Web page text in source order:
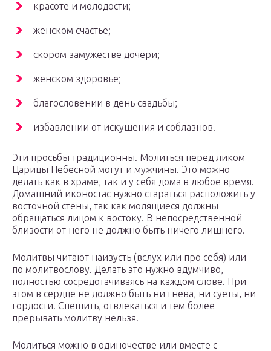
красоте и молодости;
женском счастье;
скором замужестве дочери;
женском здоровье;
благословении в день свадьбы;
избавлении от искушения и соблазнов.
Эти просьбы традиционны. Молиться перед ликом
Царицы Небесной могут и мужчины. Это можно
делать как в храме, так и у себя дома в любое время.
Домашний иконостас нужно стараться расположить у
восточной стены, так как молящиеся должны
обращаться лицом к востоку. В непосредственной
близости от него не должно быть ничего лишнего.
Молитвы читают наизусть (вслух или про себя) или
по молитвослову. Делать это нужно вдумчиво,
полностью сосредотачиваясь на каждом слове. При
этом в сердце не должно быть ни гнева, ни суеты, ни
гордости. Спешить, отвлекаться и тем более
прерывать молитву нельзя.
Молиться можно в одиночестве или вместе с